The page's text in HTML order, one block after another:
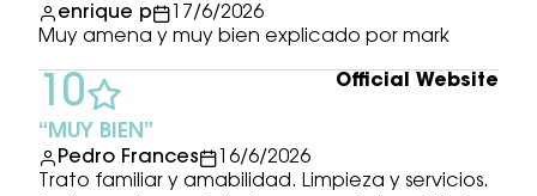
enrique p
17/6/2026
Muy amena y muy bien explicado por mark
MUY BIEN
Pedro Frances
16/6/2026
Trato familiar y amabilidad. Limpieza y servicios.
10 Official Website